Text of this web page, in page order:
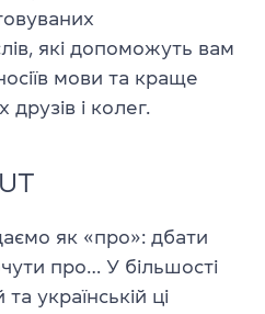
які допоможуть вам
мови та краще
і колег.
як «про»: дбати
про… У більшості
та українській ці